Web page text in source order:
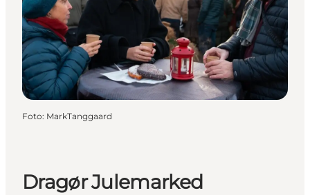
Foto: MarkTanggaard
Dragør Julemarked